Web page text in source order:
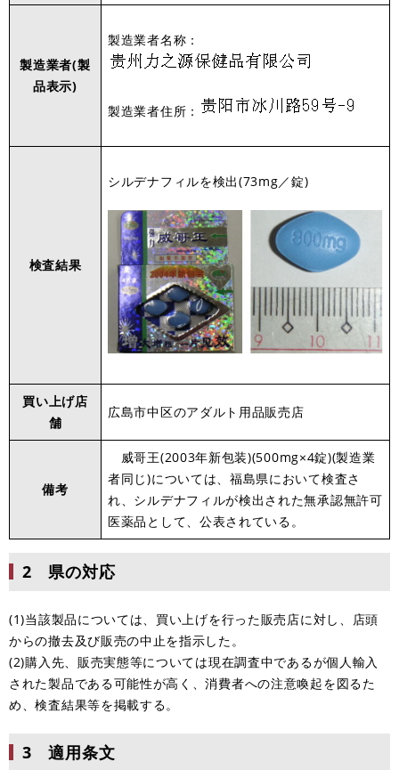
製造業者(製
品表示)
製造業者名称：
製造業者住所：
検査結果
シルデナフィルを検出(73mg／錠)
買い上げ店
舗
広島市中区のアダルト用品販売店
備考
威哥王(2003年新包装)(500mg×4錠)(製造業
者同じ)については、福島県において検査さ
れ、シルデナフィルが検出された無承認無許可
医薬品として、公表されている。
2 県の対応
(1)当該製品については、買い上げを行った販売店に対し、店頭
からの撤去及び販売の中止を指示した。
(2)購入先、販売実態等については現在調査中であるが個人輸入
された製品である可能性が高く、消費者への注意喚起を図るた
め、検査結果等を掲載する。
3 適用条文